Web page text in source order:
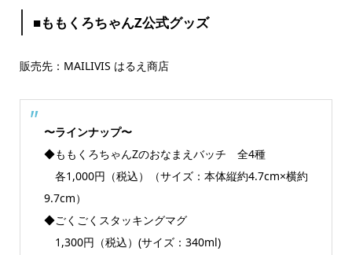
■ももくろちゃんZ公式グッズ
販売先：MAILIVIS はるえ商店
〜ラインナップ〜
◆ももくろちゃんZのおなまえバッチ 全4種
各1,000円（税込）（サイズ：本体縦約4.7cm×横約
9.7cm）
◆ごくごくスタッキングマグ
1,300円（税込）(サイズ：340ml)